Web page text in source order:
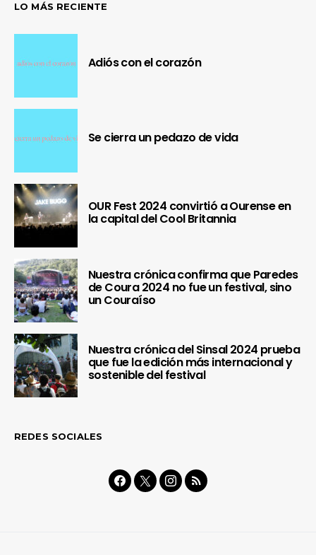
LO MÁS RECIENTE
Adiós con el corazón
Se cierra un pedazo de vida
OUR Fest 2024 convirtió a Ourense en
la capital del Cool Britannia
Nuestra crónica confirma que Paredes
de Coura 2024 no fue un festival, sino
un Couraíso
Nuestra crónica del Sinsal 2024 prueba
que fue la edición más internacional y
sostenible del festival
REDES SOCIALES